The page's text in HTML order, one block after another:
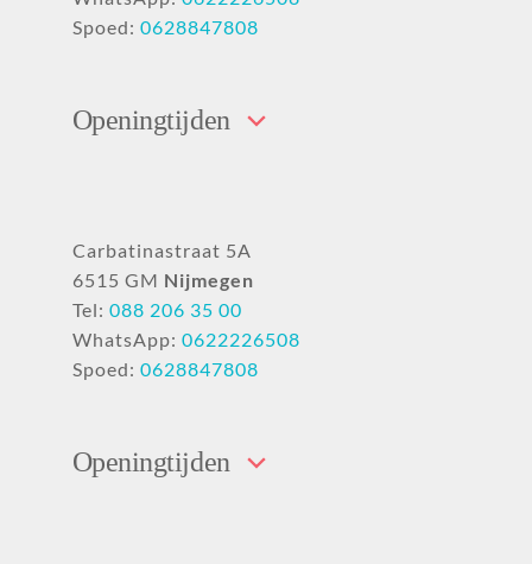
Spoed: 0628847808
Openingtijden
Carbatinastraat 5A
6515 GM Nijmegen
Tel: 088 206 35 00
WhatsApp: 0622226508
Spoed: 0628847808
Openingtijden